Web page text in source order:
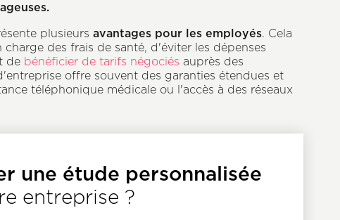
plusieursavantages pour les employés. Cela
des frais de santé, d'éviter les dépenses
de bénéficier de tarifs négociés auprès des
offre souvent des garanties étendues et
téléphonique médicale ou l'accès à des réseaux
une étude personnalisée
entreprise ?